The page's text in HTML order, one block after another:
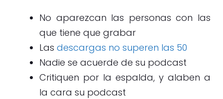
No aparezcan las personas con las
que tiene que grabar
Las descargas no superen las 50
Nadie se acuerde de su podcast
Critiquen por la espalda, y alaben a
la cara su podcast